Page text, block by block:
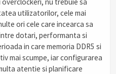
utilizatorilor, cele mai
ori cele care incearca sa
dotari, performanta si
in care memoria DDR5 si
mai scumpe, iar configurarea
atentie si planificare